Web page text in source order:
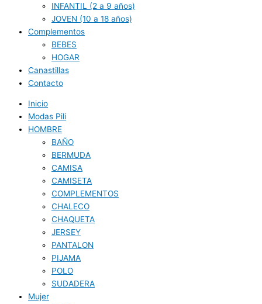
INFANTIL (2 a 9 años)
JOVEN (10 a 18 años)
Complementos
BEBES
HOGAR
Canastillas
Contacto
Inicio
Modas Pili
HOMBRE
BAÑO
BERMUDA
CAMISA
CAMISETA
COMPLEMENTOS
CHALECO
CHAQUETA
JERSEY
PANTALON
PIJAMA
POLO
SUDADERA
Mujer